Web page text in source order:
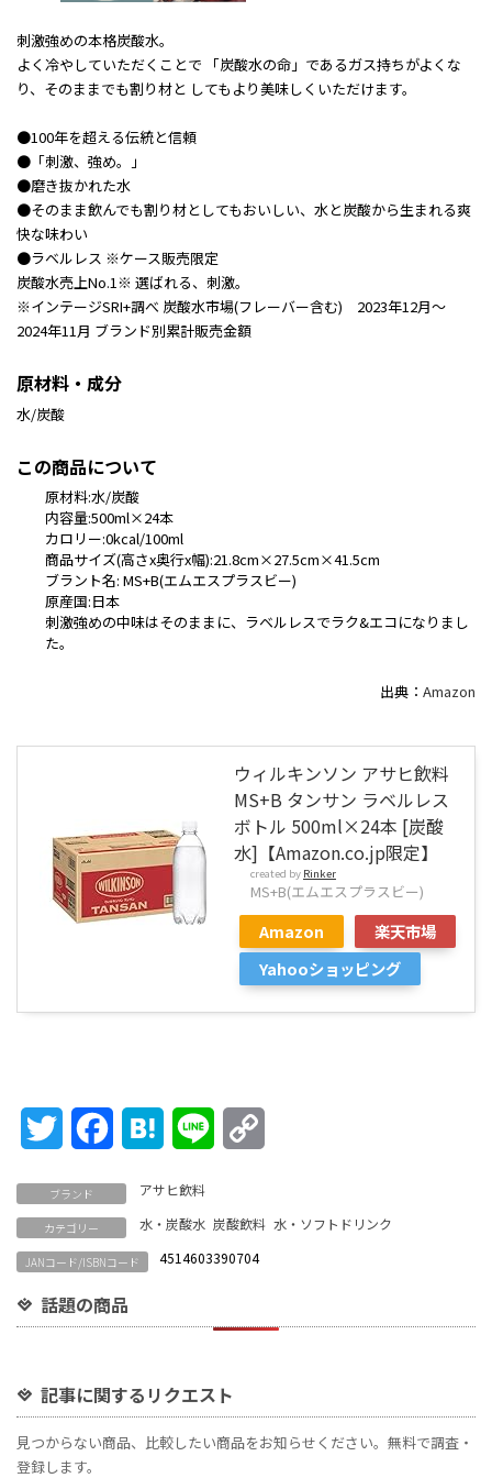
刺激強めの本格炭酸水。
よく冷やしていただくことで 「炭酸水の命」であるガス持ちがよくな
り、そのままでも割り材と してもより美味しくいただけます。
●100年を超える伝統と信頼
●「刺激、強め。」
●磨き抜かれた水
●そのまま飲んでも割り材としてもおいしい、水と炭酸から生まれる爽
快な味わい
●ラベルレス ※ケース販売限定
炭酸水売上No.1※ 選ばれる、刺激。
※インテージSRI+調べ 炭酸水市場(フレーバー含む) 2023年12月～
2024年11月 ブランド別累計販売金額
原材料・成分
水/炭酸
この商品について
原材料:水/炭酸
内容量:500ml×24本
カロリー:0kcal/100ml
商品サイズ(高さx奥行x幅):21.8cm×27.5cm×41.5cm
ブラント名: MS+B(エムエスプラスビー)
原産国:日本
刺激強めの中味はそのままに、ラベルレスでラク&エコになりまし
た。
出典： Amazon
ウィルキンソン アサヒ飲料
MS+B タンサン ラベルレス
ボトル 500ml×24本 [炭酸
水]【Amazon.co.jp限定】
created by Rinker
MS+B(エムエスプラスビー)
Amazon
楽天市場
Yahooショッピング
Twitter FacebookHatena Line
ブランド アサヒ飲料
カテゴリー 水・炭酸水 炭酸飲料 水・ソフトドリンク
JANコード/ISBNコード 4514603390704
話題の商品
記事に関するリクエスト
見つからない商品、比較したい商品をお知らせください。無料で調査・
登録します。